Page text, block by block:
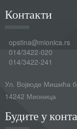
Контакти
opstina@mionica.rs
014/3422-020
014/3422-241
Ул. Војводе Мишића
14242 Мионица
Будите у